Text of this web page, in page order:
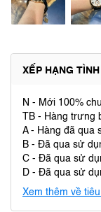
XẾP HẠNG
N - Mới 100%
TB - Hàng trưng
A - Hàng đã qua
B - Đã qua sử
C - Đã qua sử
D - Đã qua sử
Xem thêm về